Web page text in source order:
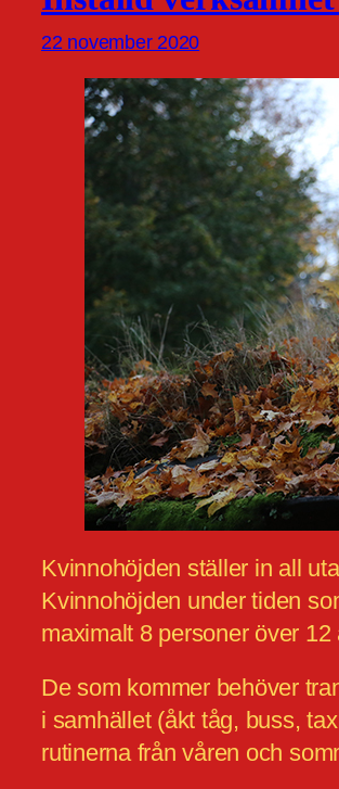
22 november 2020
Kvinnohöjden ställer in all
Kvinnohöjden under tiden
maximalt 8 personer över 12
De som kommer behöver
i samhället (åkt tåg, buss,
rutinerna från våren och